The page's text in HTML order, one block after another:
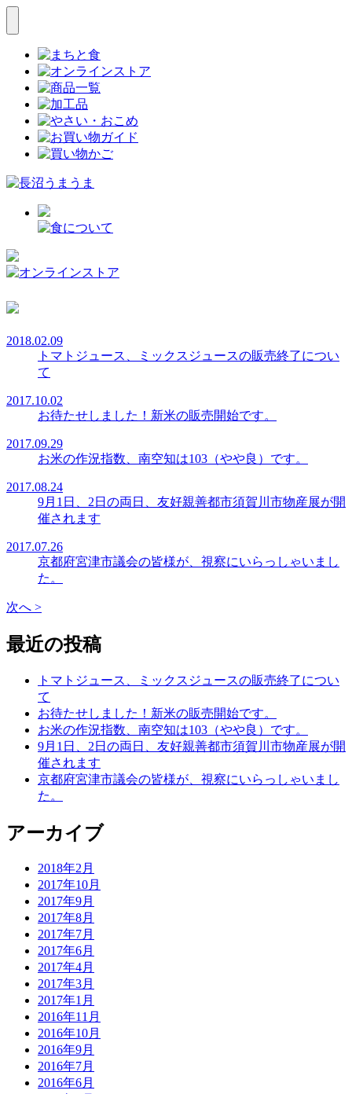
2018.02.09
トマトジュース、ミックスジュースの販売終了につい
て
2017.10.02
お待たせしました！新米の販売開始です。
2017.09.29
お米の作況指数、南空知は103（やや良）です。
2017.08.24
9月1日、2日の両日、友好親善都市須賀川市物産展が開
催されます
2017.07.26
京都府宮津市議会の皆様が、視察にいらっしゃいまし
た。
次へ >
最近の投稿
トマトジュース、ミックスジュースの販売終了につい
て
お待たせしました！新米の販売開始です。
お米の作況指数、南空知は103（やや良）です。
9月1日、2日の両日、友好親善都市須賀川市物産展が開
催されます
京都府宮津市議会の皆様が、視察にいらっしゃいまし
た。
アーカイブ
2018年2月
2017年10月
2017年9月
2017年8月
2017年7月
2017年6月
2017年4月
2017年3月
2017年1月
2016年11月
2016年10月
2016年9月
2016年7月
2016年6月